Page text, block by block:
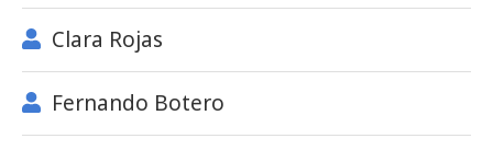
Clara Rojas
Fernando Botero